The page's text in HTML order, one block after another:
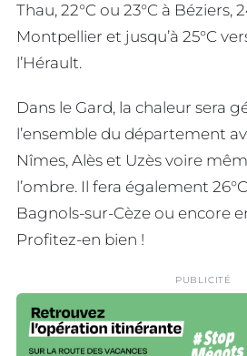
Thau, 22°C ou 23°C à Béziers,
Montpellier et jusqu’à 25°C
l’Hérault.
Dans le Gard, la chaleur sera
l’ensemble du département
Nîmes, Alès et Uzès voire
l’ombre. Il fera également
Bagnols-sur-Cèze ou encore
Profitez-en bien !
PUBLICITÉ